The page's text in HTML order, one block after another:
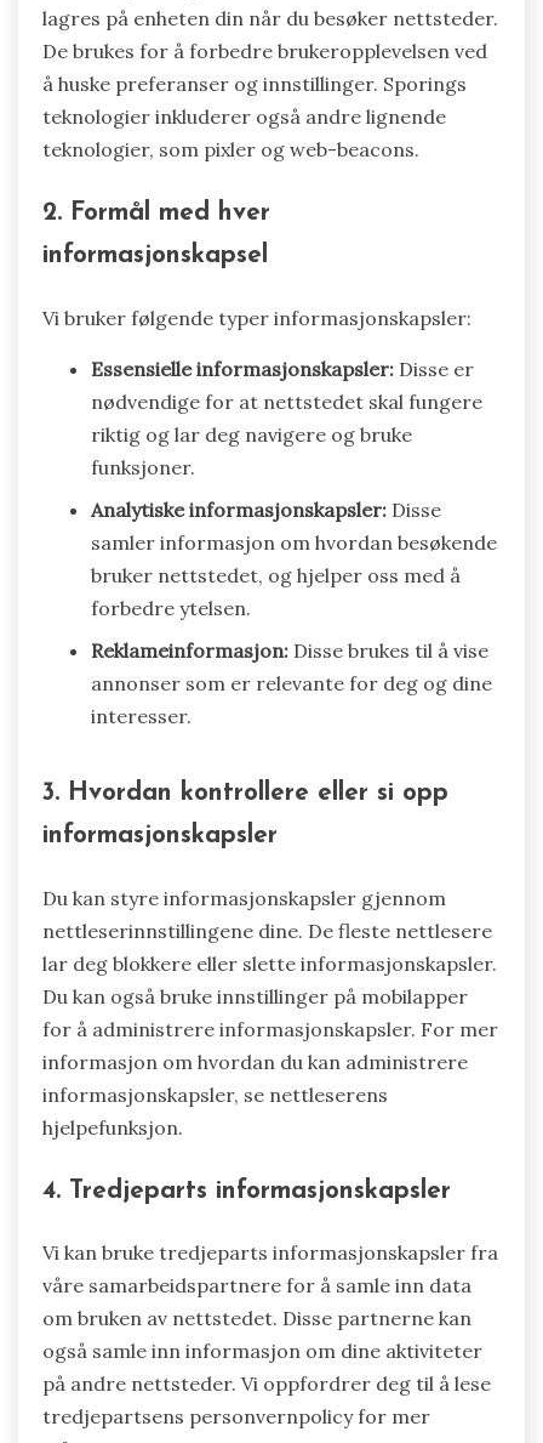
lagres på enheten din når du besøker nettsteder.
De brukes for å forbedre brukeropplevelsen ved
å huske preferanser og innstillinger. Sporings
teknologier inkluderer også andre lignende
teknologier, som pixler og web-beacons.
2. Formål med hver
informasjonskapsel
Vi bruker følgende typer informasjonskapsler:
Essensielle informasjonskapsler: Disse er
nødvendige for at nettstedet skal fungere
riktig og lar deg navigere og bruke
funksjoner.
Analytiske informasjonskapsler: Disse
samler informasjon om hvordan besøkende
bruker nettstedet, og hjelper oss med å
forbedre ytelsen.
Reklameinformasjon: Disse brukes til å vise
annonser som er relevante for deg og dine
interesser.
3. Hvordan kontrollere eller si opp
informasjonskapsler
Du kan styre informasjonskapsler gjennom
nettleserinnstillingene dine. De fleste nettlesere
lar deg blokkere eller slette informasjonskapsler.
Du kan også bruke innstillinger på mobilapper
for å administrere informasjonskapsler. For mer
informasjon om hvordan du kan administrere
informasjonskapsler, se nettleserens
hjelpefunksjon.
4. Tredjeparts informasjonskapsler
Vi kan bruke tredjeparts informasjonskapsler fra
våre samarbeidspartnere for å samle inn data
om bruken av nettstedet. Disse partnerne kan
også samle inn informasjon om dine aktiviteter
på andre nettsteder. Vi oppfordrer deg til å lese
tredjepartsens personvernpolicy for mer